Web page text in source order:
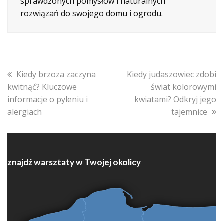
rozwiązań do swojego domu i ogrodu.
previous
post:
Kiedy brzoza zaczyna
kwitnąć? Kluczowe
informacje o pyleniu i
alergiach
next
Kiedy judaszowiec zdobi
świat kolorowymi
kwiatami? Odkryj jego
tajemnice
znajdź warsztaty w Twojej okolicy